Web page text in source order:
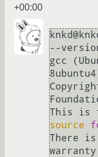
+00:00
--
gcc
source
There is